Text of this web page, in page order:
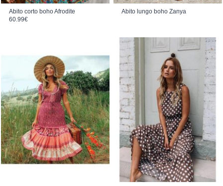
Abito corto boho Afrodite
60.99€
Abito lungo boho Zanya